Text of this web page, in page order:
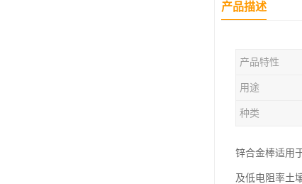
产品描述
产品特性
用途
种类
锌合金棒适用
及低电阻率土